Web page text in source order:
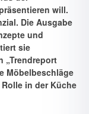
will.
Die Ausgabe
und
sie
„Trendreport
Möbelbeschläge
in der Küche